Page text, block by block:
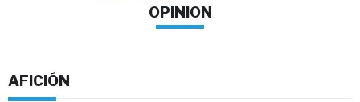
OPINION
AFICIÓN